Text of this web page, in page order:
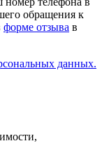
обращения к
форме отзыва в
данных.